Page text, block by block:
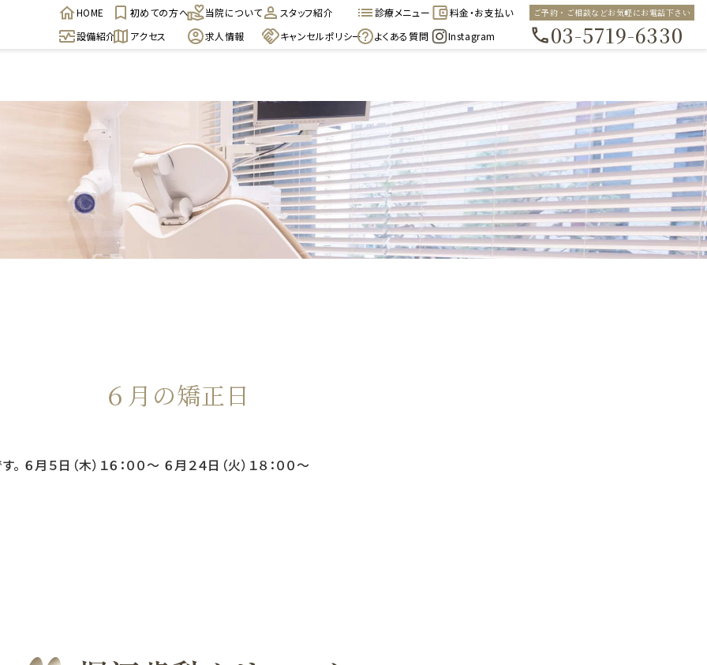
HOME 初めての方へ 当院について スタッフ紹介 診療メニュー
料金・お支払い
設備紹介
アクセス 求人情報 キャンセルポリシー よくある質問 Instagram
ご予約・ご相談などお気軽にお電話下さい
03-5719-6330
６月の矯正日
月５日（木）１６：００〜 ６月２４日（火）１８：００〜